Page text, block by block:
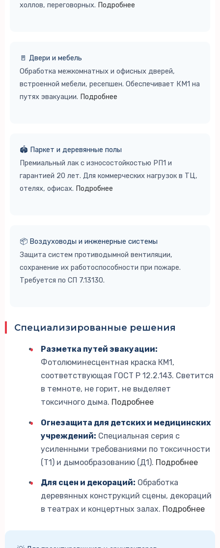
холлов, переговорных. Подробнее
🚪 Двери и мебель
Обработка межкомнатных и офисных дверей,
встроенной мебели, ресепшен. Обеспечивает КМ1 на
путях эвакуации. Подробнее
🏟️ Паркет и деревянные полы
Премиальный лак с износостойкостью РП1 и
гарантией 20 лет. Для коммерческих нагрузок в ТЦ,
отелях, офисах. Подробнее
📦 Воздуховоды и инженерные системы
Защита систем противодымной вентиляции,
сохранение их работоспособности при пожаре.
Требуется по СП 7.13130.
Специализированные решения
Разметка путей эвакуации:
Фотолюминесцентная краска КМ1,
соответствующая ГОСТ Р 12.2.143. Светится
в темноте, не горит, не выделяет
токсичного дыма. Подробнее
Огнезащита для детских и медицинских
учреждений: Специальная серия с
усиленными требованиями по токсичности
(Т1) и дымообразованию (Д1). Подробнее
Для сцен и декораций: Обработка
деревянных конструкций сцены, декораций
в театрах и концертных залах. Подробнее